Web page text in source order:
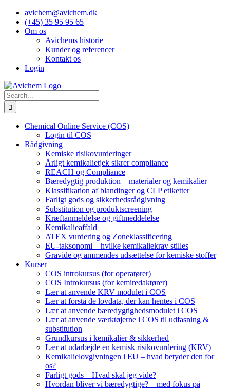
Skip
content
avichem@avichem.dk
(+45) 35 95 95 65
Om os
Avichems historie
Kunder og referencer
Kontakt os
Login
Search
for:
Chemical Online Service (COS)
Login til COS
Rådgivning
Kemiske risikovurderinger
Årligt kemikalietjek sikrer compliance
REACH og Compliance
Bæredygtig produktion – materialer og kemikalier
Klassifikation af blandinger og CLP etiketter
Farligt gods og sikkerhedsrådgivning
Substitution og produktscreening
Kræftanmeldelse og giftmeddelelse
Kemikalieaffald
ATEX vurdering og Zoneklassificering
EU-taksonomi – hvilke kemikaliekrav stilles
Gravide og ammendes udsættelse for kemiske stoffer
Kurser
COS introkursus (for operatører)
COS Introkursus (for kemiredaktører)
Lær at anvende KRV modulet i COS
Lær at forstå de lovdata, der kan hentes i COS
Lær at anvende bæredygtighedsmodulet i COS
Lær at anvende værktøjerne i COS til udfasning &
substitution
Grundkursus i kemikalier & sikkerhed
Lær at udarbejde en kemisk risikovurdering (KRV)
Kemikalielovgivningen i EU – hvad betyder den for
os?
Farligt gods – Hvad skal jeg vide?
Hvordan bliver vi bæredygtige? – med fokus på